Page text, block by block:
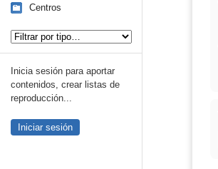
Centros
Inicia sesión para aportar
contenidos, crear listas de
reproducción...
Iniciar sesión